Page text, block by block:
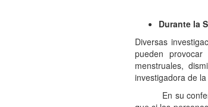
Durante la
Diversas
pueden
menstruales,
investigadora de
En su